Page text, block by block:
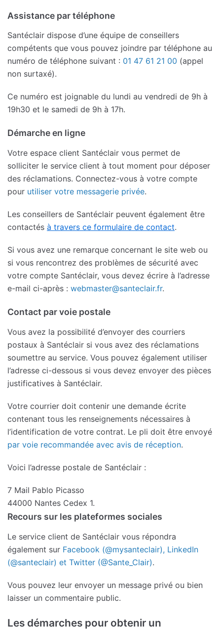
Assistance par téléphone
Santéclair dispose d’une équipe de conseillers
compétents que vous pouvez joindre par téléphone au
numéro de téléphone suivant : 01 47 61 21 00 (appel
non surtaxé).
Ce numéro est joignable du lundi au vendredi de 9h à
19h30 et le samedi de 9h à 17h.
Démarche en ligne
Votre espace client Santéclair vous permet de
solliciter le service client à tout moment pour déposer
des réclamations. Connectez-vous à votre compte
pour utiliser votre messagerie privée.
Les conseillers de Santéclair peuvent également être
contactés à travers ce formulaire de contact.
Si vous avez une remarque concernant le site web ou
si vous rencontrez des problèmes de sécurité avec
votre compte Santéclair, vous devez écrire à l’adresse
e-mail ci-après : webmaster@santeclair.fr.
Contact par voie postale
Vous avez la possibilité d’envoyer des courriers
postaux à Santéclair si vous avez des réclamations
soumettre au service. Vous pouvez également utiliser
l’adresse ci-dessous si vous devez envoyer des pièces
justificatives à Santéclair.
Votre courrier doit contenir une demande écrite
contenant tous les renseignements nécessaires à
l’identification de votre contrat. Le pli doit être envoyé
par voie recommandée avec avis de réception.
Voici l’adresse postale de Santéclair :
7 Mail Pablo Picasso
44000 Nantes Cedex 1.
Recours sur les plateformes sociales
Le service client de Santéclair vous répondra
également sur Facebook (@mysanteclair), LinkedIn
(@santeclair) et Twitter (@Sante_Clair).
Vous pouvez leur envoyer un message privé ou bien
laisser un commentaire public.
Les démarches pour obtenir un